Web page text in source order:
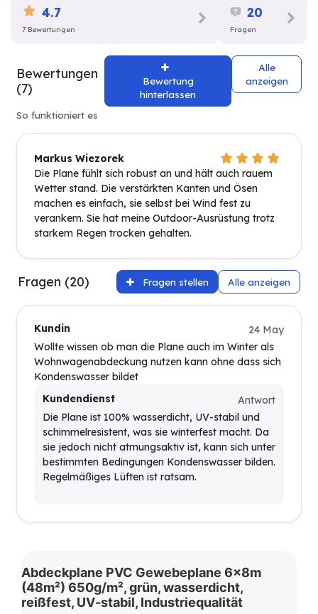
4.7
7 Bewertungen
20
Fragen
Bewertungen
(7)
Bewertung
hinterlassen
Alle
anzeigen
So funktioniert es
Markus Wiezorek
Die Plane fühlt sich robust an und hält auch rauem
Wetter stand. Die verstärkten Kanten und Ösen
machen es einfach, sie selbst bei Wind fest zu
verankern. Sie hat meine Outdoor-Ausrüstung trotz
starkem Regen trocken gehalten.
Fragen (20) Fragen stellen Alle anzeigen
Kundin
24 May
Wollte wissen ob man die Plane auch im Winter als
Wohnwagenabdeckung nutzen kann ohne dass sich
Kondenswasser bildet
Kundendienst
Antwort
Die Plane ist 100% wasserdicht, UV-stabil und
schimmelresistent, was sie winterfest macht. Da
sie jedoch nicht atmungsaktiv ist, kann sich unter
bestimmten Bedingungen Kondenswasser bilden.
Regelmäßiges Lüften ist ratsam.
Abdeckplane PVC Gewebeplane 6x8m
(48m²) 650g/m², grün, wasserdicht,
reißfest, UV-stabil, Industriequalität